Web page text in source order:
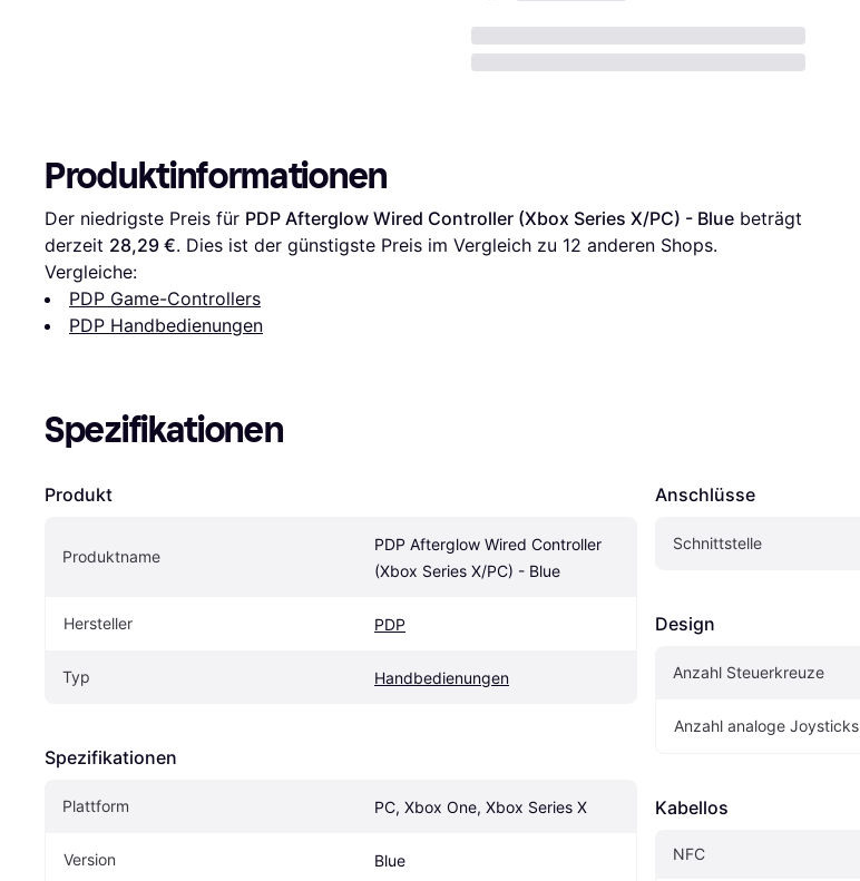
Produktinformationen
Der niedrigste Preis für PDP Afterglow Wired Controller (Xbox Series X/PC) - Blue beträgt
derzeit 28,29 €. Dies ist der günstigste Preis im Vergleich zu 12 anderen Shops.
Vergleiche:
PDP Game-Controllers
PDP Handbedienungen
Spezifikationen
Produkt
Produktname
PDP Afterglow Wired Controller
(Xbox Series X/PC) - Blue
Hersteller PDP
Typ Handbedienungen
Spezifikationen
Plattform PC, Xbox One, Xbox Series X
Version Blue
Anschlüsse
Schnittstelle
Design
Anzahl Steuerkreuze
Anzahl analoge Joysticks
Kabellos
NFC